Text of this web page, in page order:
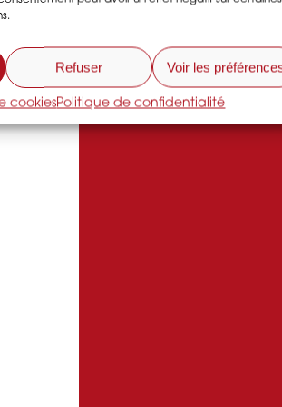
Refuser Voir les
cookiesPolitique de confidentialité